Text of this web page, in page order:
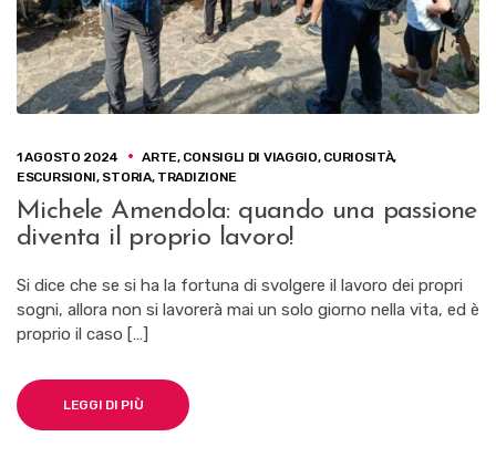
1 AGOSTO 2024 ARTE, CONSIGLI DI VIAGGIO, CURIOSITÀ,
ESCURSIONI, STORIA, TRADIZIONE
Michele Amendola: quando una passione
diventa il proprio lavoro!
Si dice che se si ha la fortuna di svolgere il lavoro dei propri
sogni, allora non si lavorerà mai un solo giorno nella vita, ed è
proprio il caso […]
LEGGI DI PIÙ